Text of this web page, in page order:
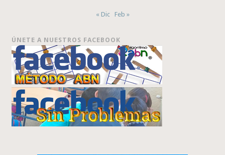
« Dic Feb »
ÚNETE A NUESTROS FACEBOOK